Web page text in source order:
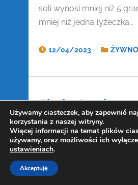
soli wynosi mniej niż 5
mniej niż jedna łyżeczka…
12/04/2023
Cholesterol –
ma funkcje?
Cholesterol to substancja
jest niezbędna dla
Występuje w każdej
Copyright Kowalczewski 2019-2025
Używamy ciasteczek, aby zapewnić
korzystania z naszej witryny.
Więcej informacji na temat plików
używamy, oraz możliwości ich
ustawieniach.
Akceptuję